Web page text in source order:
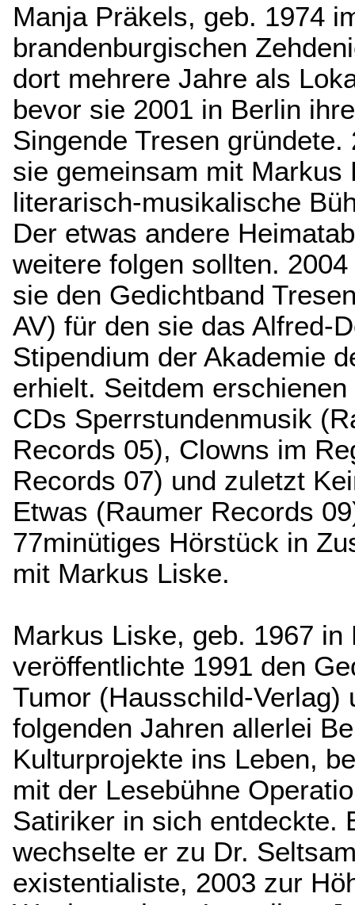
Manja Präkels, geb. 1974
brandenburgischen
dort mehrere Jahre als
bevor sie 2001 in Berlin
Singende Tresen gründete.
sie gemeinsam mit Markus
literarisch-musikalische
Der etwas andere
weitere folgen sollten.
sie den Gedichtband
AV) für den sie das Alfred-
Stipendium der Akademie
erhielt. Seitdem
CDs Sperrstundenmusik
Records 05), Clowns im
Records 07) und zuletzt
Etwas (Raumer Records
77minütiges Hörstück in
mit Markus Liske.
Markus Liske, geb. 1967 in
veröffentlichte 1991 den
Tumor (Hausschild-Verlag)
folgenden Jahren allerlei
Kulturprojekte ins Leben,
mit der Lesebühne
Satiriker in sich entdeckte.
wechselte er zu Dr.
existentialiste, 2003 zur